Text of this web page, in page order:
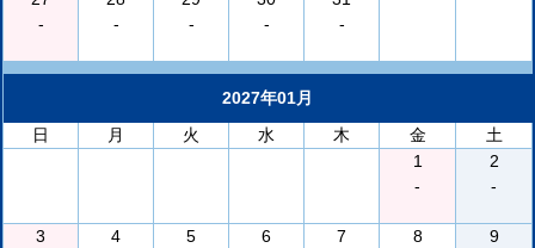
-
-
-
-
-
2027年01月
日
月 火 水 木 金
土
1
-
2
-
3
4
5
6
7
8
9